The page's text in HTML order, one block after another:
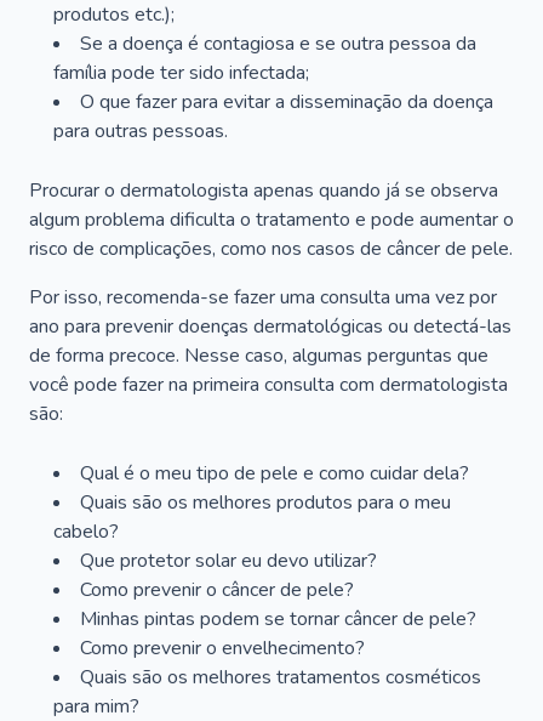
produtos etc.);
Se a doença é contagiosa e se outra pessoa da
família pode ter sido infectada;
O que fazer para evitar a disseminação da doença
para outras pessoas.
Procurar o dermatologista apenas quando já se observa
algum problema dificulta o tratamento e pode aumentar o
risco de complicações, como nos casos de câncer de pele.
Por isso, recomenda-se fazer uma consulta uma vez por
ano para prevenir doenças dermatológicas ou detectá-las
de forma precoce. Nesse caso, algumas perguntas que
você pode fazer na primeira consulta com dermatologista
são:
Qual é o meu tipo de pele e como cuidar dela?
Quais são os melhores produtos para o meu
cabelo?
Que protetor solar eu devo utilizar?
Como prevenir o câncer de pele?
Minhas pintas podem se tornar câncer de pele?
Como prevenir o envelhecimento?
Quais são os melhores tratamentos cosméticos
para mim?